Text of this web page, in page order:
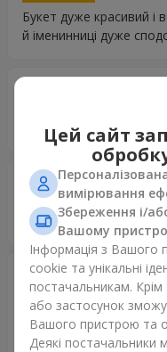
Букет дуже красивий і
й іменинниці дуже
Спасибо большое за
Інна 21.11.2025
5
Дякую за вашу роботу!
Марина 04.11.2025
5
Квіти гарні ,
чудовий
Цей сайт
вимірювання
Збереження і/
Вашому
Інформація з Вашого
cookie та унікальні
постачальникам.
або застосунок
Вашого пристрою та
Деякі постачальники